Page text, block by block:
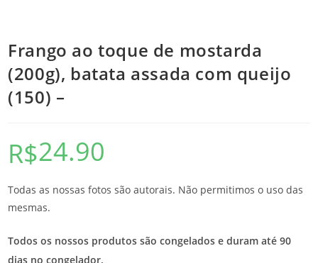
Frango ao toque de mostarda
(200g), batata assada com queijo
(150) –
R$24.90
Todas as nossas fotos são autorais. Não permitimos o uso das
mesmas.
Todos os nossos produtos são congelados e duram até 90
dias no congelador.